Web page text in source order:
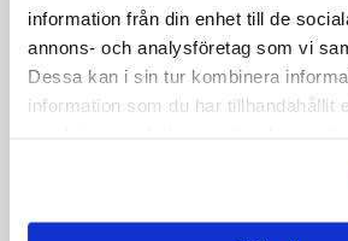
information från din enhet till de
annons- och analysföretag som vi
Dessa kan i sin tur kombinera
information som du har tillhandahållit
Soul Train
Miljö
Vår miljöpolicy
Grönare resor